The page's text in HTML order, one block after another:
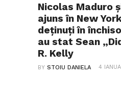
Nicolas Maduro
ajuns în New
deținuți în
au stat Sean
R. Kelly
BYSTOIU DANIELA 4